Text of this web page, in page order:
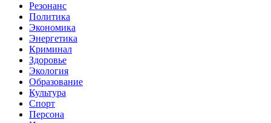
Резонанс
Политика
Экономика
Энергетика
Криминал
Здоровье
Экология
Образование
Культура
Спорт
Персона